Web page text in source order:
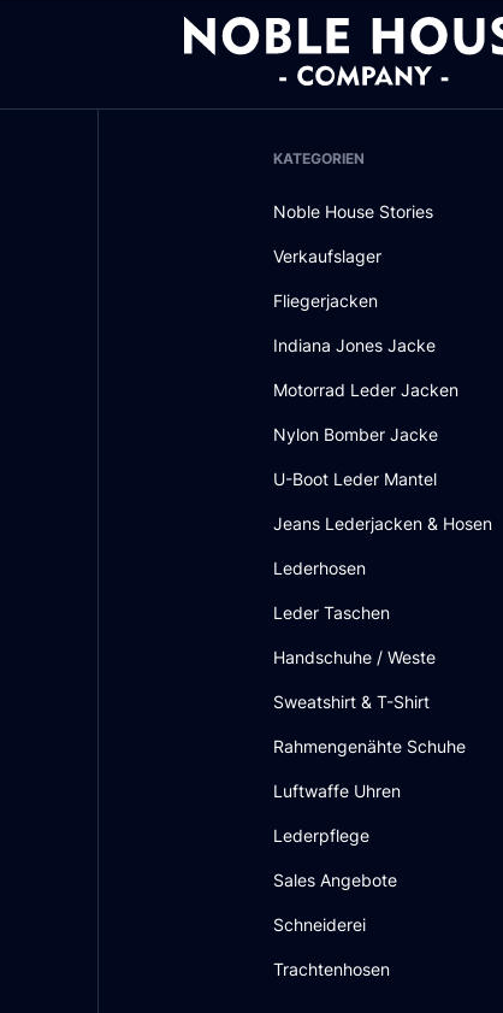
KATEGORIEN
Noble House Stories
Verkaufslager
Fliegerjacken
Indiana Jones Jacke
Motorrad Leder Jacken
Nylon Bomber Jacke
U-Boot Leder Mantel
Jeans Lederjacken & Hosen
Lederhosen
Leder Taschen
Handschuhe / Weste
Sweatshirt & T-Shirt
Rahmengenähte Schuhe
Luftwaffe Uhren
Lederpflege
Sales Angebote
Schneiderei
Trachtenhosen